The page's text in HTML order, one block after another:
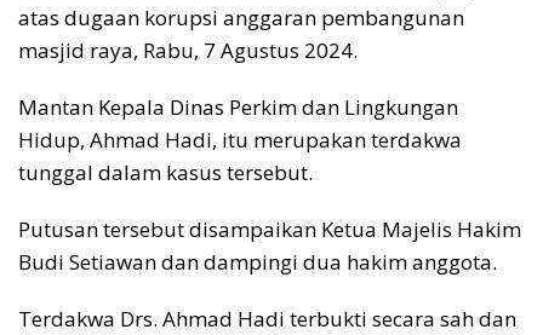
atas dugaan korupsi anggaran pembangunan
masjid raya, Rabu, 7 Agustus 2024.
Mantan Kepala Dinas Perkim dan Lingkungan
Hidup, Ahmad Hadi, itu merupakan terdakwa
tunggal dalam kasus tersebut.
Putusan tersebut disampaikan Ketua Majelis Hakim
Budi Setiawan dan dampingi dua hakim anggota.
Terdakwa Drs. Ahmad Hadi terbukti secara sah dan